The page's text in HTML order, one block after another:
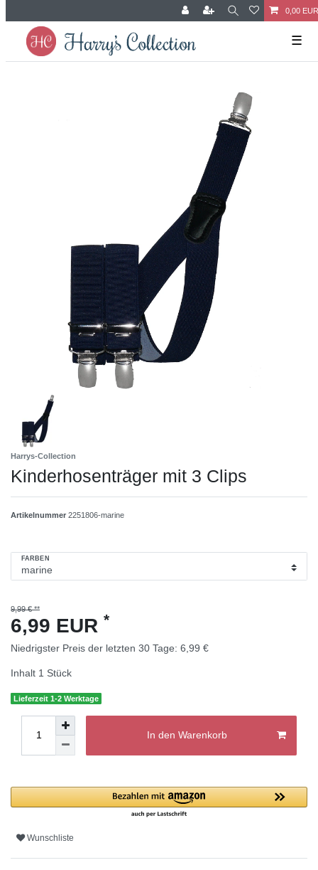
0,00 EUR
☰
Harrys-Collection
Kinderhosenträger mit 3 Clips
Artikelnummer 2251806-marine
FARBEN
9,99 € **
6,99 EUR *
Niedrigster Preis der letzten 30 Tage: 6,99 €
Inhalt 1 Stück
Lieferzeit 1-2 Werktage
In den Warenkorb
Wunschliste